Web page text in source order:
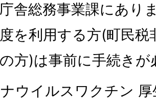
舎総務事業課にあり
度を利用する方(町民
方)は事前に手続きが
ウイルスワクチン